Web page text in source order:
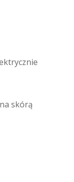
ktrycznie
na skórą